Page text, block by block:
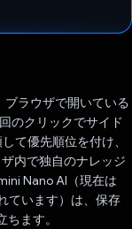
ラウザで開いている
のクリックでサイド
て優先順位を付け、
内で独自のナレッジ
Nano AI（現在は
ています）は、保存
ます。